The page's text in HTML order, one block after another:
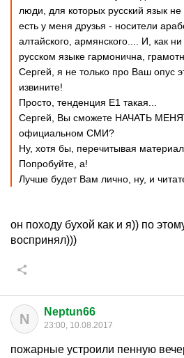
люди, для которых русский язык
есть у меня друзья - носители
алтайского, армянского.... И, как
русском языке гармонична,
Сергей, я не только про Ваш опус
извините!
Просто, тенденция Е1 такая...
Сергей, Вы сможете НАЧАТЬ
официальном СМИ?
Ну, хотя бы, перечитывая
Попробуйте, а!
Лучше будет Вам лично, ну, и
он походу бухой как и я)) по
воспринял)))
N Neptun66
23:00, 10.08.2017
пожарные устроили пенную